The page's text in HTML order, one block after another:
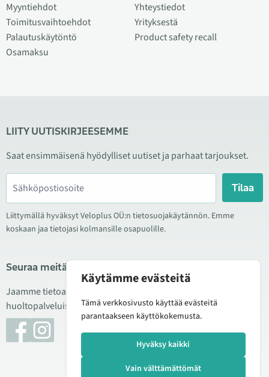
Myyntiehdot
Toimitusvaihtoehdot
Palautuskäytöntö
Osamaksu
Yhteystiedot
Yrityksestä
Product safety recall
LIITY UUTISKIRJEESEMME
Saat ensimmäisenä hyödylliset uutiset ja parhaat tarjoukset.
Tilaa
Liittymällä hyväksyt Veloplus OÜ:n tietosuojakäytännön. Emme
koskaan jaa tietojasi kolmansille osapuolille.
Seuraa meitä sosiaalisessa mediassa
Jaamme tietoa hyvistä tarjouksista, uusista tuotteista ja
huoltopalveluista. Joskus julkaisemme myös tuote-esittelyjä.
Käytämme evästeitä
Tämä verkkosivusto käyttää evästeitä
parantaakseen käyttökokemusta.
Hyväksy kaikki
Vain välttämättömät